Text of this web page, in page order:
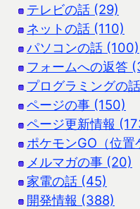
テレビの話 (29)
ネットの話 (110)
パソコンの話 (100)
フォームへの返答
プログラミングの
ページの事 (150)
ページ更新情報
ポケモンGO（位置
メルマガの事 (20)
家電の話 (45)
開発情報 (388)